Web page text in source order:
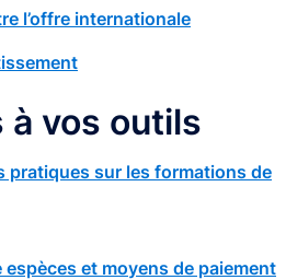
l’offre internationale
à vos outils
pratiques sur les formations de
espèces et moyens de paiement